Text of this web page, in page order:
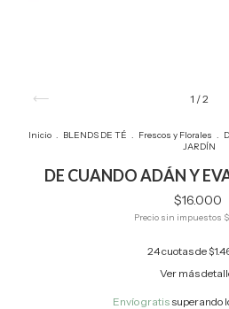
1 /2
Inicio . BLENDS DE TÉ . Frescos y Florales .
JARDÍN
DE CUANDO ADÁN Y
$16.000
Precio sin impuestos
24cuotas de
Ver más
Envío gratis superando